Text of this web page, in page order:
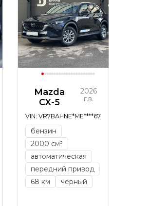
Mazda
CX-5
2026
г.в.
VIN: VR7BAHNE*ME****67
бензин
2000 см³
автоматическая
передний привод
68 км
черный